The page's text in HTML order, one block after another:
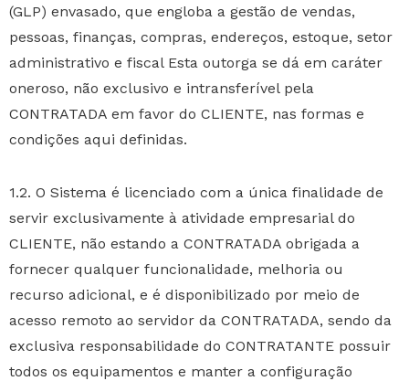
(GLP) envasado, que engloba a gestão de vendas,
pessoas, finanças, compras, endereços, estoque, setor
administrativo e fiscal Esta outorga se dá em caráter
oneroso, não exclusivo e intransferível pela
CONTRATADA em favor do CLIENTE, nas formas e
condições aqui definidas.
1.2. O Sistema é licenciado com a única finalidade de
servir exclusivamente à atividade empresarial do
CLIENTE, não estando a CONTRATADA obrigada a
fornecer qualquer funcionalidade, melhoria ou
recurso adicional, e é disponibilizado por meio de
acesso remoto ao servidor da CONTRATADA, sendo da
exclusiva responsabilidade do CONTRATANTE possuir
todos os equipamentos e manter a configuração